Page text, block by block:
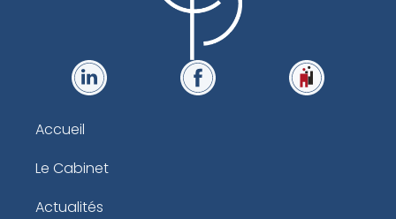
Accueil
Le Cabinet
Actualités